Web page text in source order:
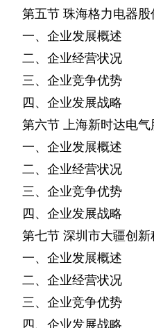
第五节 珠海格力电器股
一、企业发展概述
二、企业经营状况
三、企业竞争优势
四、企业发展战略
第六节
上海新时达电
一、企业发展概述
二、企业经营状况
三、企业竞争优势
四、企业发展战略
第七节 深圳市大疆创新
一、企业发展概述
二、企业经营状况
三、企业竞争优势
四、企业发展战略